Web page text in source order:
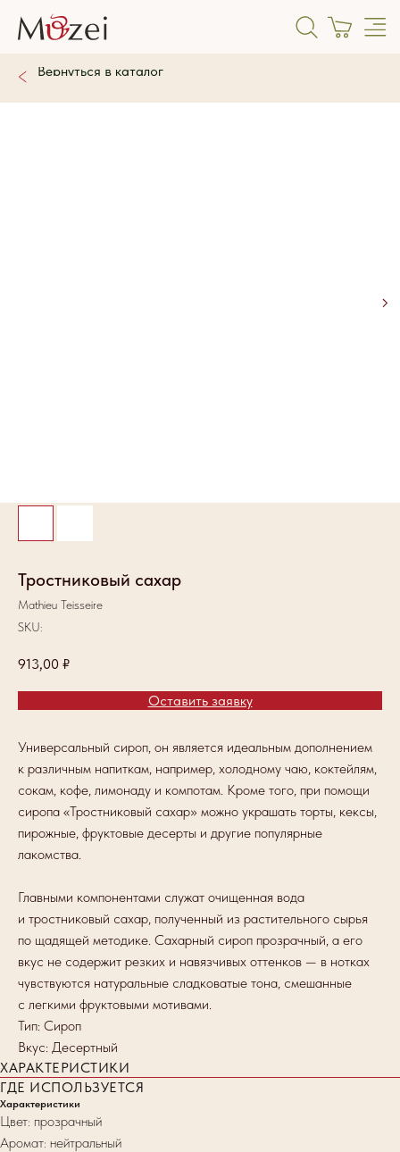
Тростниковый сахар
Mathieu Teisseire
SKU:
913,00 ₽
Оставить заявку
Универсальный сироп, он является идеальным дополнением
к различным напиткам, например, холодному чаю, коктейлям,
сокам, кофе, лимонаду и компотам. Кроме того, при помощи
сиропа «Тростниковый сахар» можно украшать торты, кексы,
пирожные, фруктовые десерты и другие популярные
лакомства.
Главными компонентами служат очищенная вода
и тростниковый сахар, полученный из растительного сырья
по щадящей методике. Сахарный сироп прозрачный, а его
вкус не содержит резких и навязчивых оттенков — в нотках
чувствуются натуральные сладковатые тона, смешанные
с легкими фруктовыми мотивами.
Тип: Сироп
Вкус: Десертный
ХАРАКТЕРИСТИКИ
ГДЕ ИСПОЛЬЗУЕТСЯ
Характеристики
Цвет: прозрачный
Аромат: нейтральный
Вернуться в каталог